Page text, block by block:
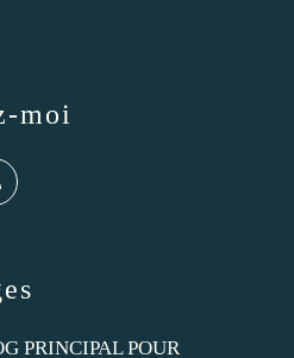
PRINCIPAL POUR
moi